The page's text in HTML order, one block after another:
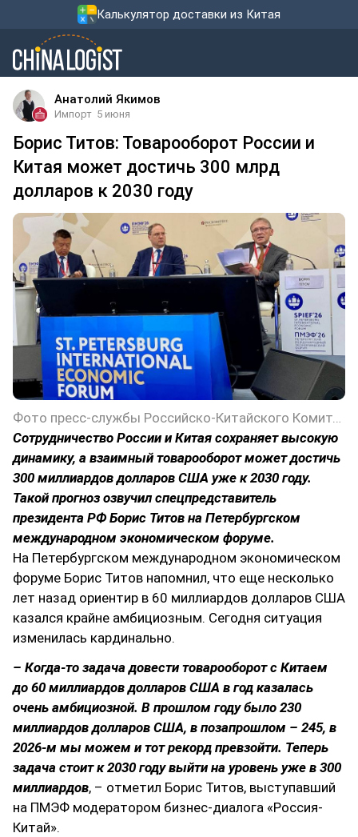
Калькулятор доставки из Китая
Анатолий Якимов
Импорт 5 июня
Борис Титов: Товарооборот России и
Китая может достичь 300 млрд
долларов к 2030 году
Фото пресс-службы Российско-Китайского Комитета дружбы, мира и развития
Сотрудничество России и Китая сохраняет высокую
динамику, а взаимный товарооборот может достичь
300 миллиардов долларов США уже к 2030 году.
Такой прогноз озвучил спецпредставитель
президента РФ Борис Титов на Петербургском
международном экономическом форуме.
На Петербургском международном экономическом
форуме Борис Титов напомнил, что еще несколько
лет назад ориентир в 60 миллиардов долларов США
казался крайне амбициозным. Сегодня ситуация
изменилась кардинально.
– Когда-то задача довести товарооборот с Китаем
до 60 миллиардов долларов США в год казалась
очень амбициозной. В прошлом году было 230
миллиардов долларов США, в позапрошлом – 245, в
2026-м мы можем и тот рекорд превзойти. Теперь
задача стоит к 2030 году выйти на уровень уже в 300
миллиардов, – отметил Борис Титов, выступавший
на ПМЭФ модератором бизнес-диалога «Россия-
Китай».